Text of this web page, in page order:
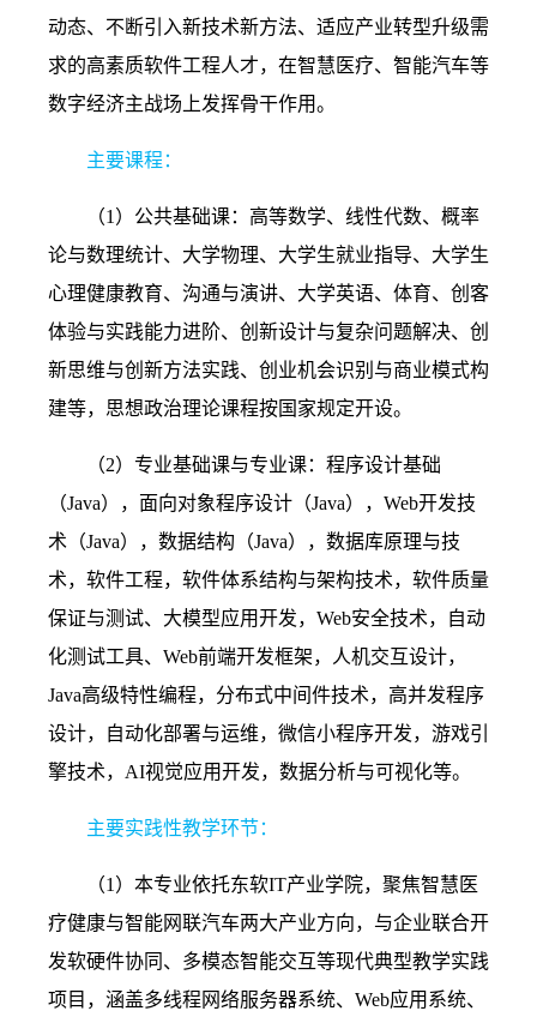
动态、不断引入新技术新方法、适应产业转型升级需
求的高素质软件工程人才，在智慧医疗、智能汽车等
数字经济主战场上发挥骨干作用。
主要课程：
（1 ）公共基础课：高等数学、线性代数、概率
论与数理统计、大学物理、大学生就业指导、大学生
心理健康教育、沟通与演讲、大学英语、体育、创客
体验与实践能力进阶、创新设计与复杂问题解决、创
新思维与创新方法实践、创业机会识别与商业模式构
建等，思想政治理论课程按国家规定开设。
（2）专业基础课与专业课：程序设计基础
（Java），面向对象程序设计（Java）， Web开发技
术（Java），数据结构（Java），数据库原理与技
术，软件工程，软件体系结构与架构技术，软件质量
保证与测试、大模型应用开发， Web安全技术，自动
化测试工具、 Web前端开发框架，人机交互设计，
Java高级特性编程，分布式中间件技术，高并发程序
设计，自动化部署与运维，微信小程序开发，游戏引
擎技术， AI视觉应用开发，数据分析与可视化等。
主要实践性教学环节：
（1 ）本专业依托东软IT产业学院，聚焦智慧医
疗健康与智能网联汽车两大产业方向，与企业联合开
发软硬件协同、多模态智能交互等现代典型教学实践
项目，涵盖多线程网络服务器系统、 Web应用系统、